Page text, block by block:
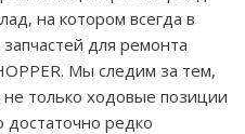
на котором всегда в
для ремонта
Мы следим за тем,
только ходовые позиции
достаточно редко